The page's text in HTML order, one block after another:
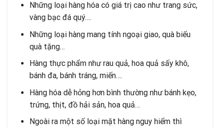
Những loại hàng hóa có giá trị cao như trang sức,
vàng bạc đá quý….
Những loại hàng mang tính ngoại giao, quà biếu
quà tặng…
Hàng thực phẩm như rau quả, hoa quả sấy khô,
bánh đa, bánh tráng, miến….
Hàng hóa dễ hỏng hơn bình thường như bánh kẹo,
trứng, thịt, đồ hải sản, hoa quả…
Ngoài ra một số loại mặt hàng nguy hiểm thì